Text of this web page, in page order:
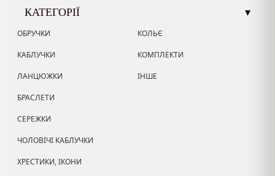
КАТЕГОРІЇ ▾
ОБРУЧКИ
КАБЛУЧКИ
ЛАНЦЮЖКИ
БРАСЛЕТИ
СЕРЕЖКИ
ЧОЛОВІЧІ КАБЛУЧКИ
ХРЕСТИКИ, ІКОНИ
КОЛЬЄ
КОМПЛЕКТИ
ІНШЕ